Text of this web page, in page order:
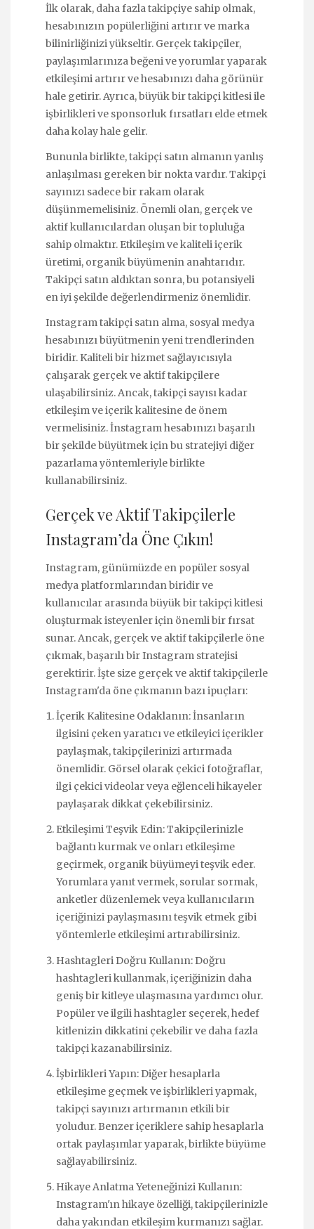
İlk olarak, daha fazla takipçiye sahip olmak,
hesabınızın popülerliğini artırır ve marka
bilinirliğinizi yükseltir. Gerçek takipçiler,
paylaşımlarınıza beğeni ve yorumlar yaparak
etkileşimi artırır ve hesabınızı daha görünür
hale getirir. Ayrıca, büyük bir takipçi kitlesi ile
işbirlikleri ve sponsorluk fırsatları elde etmek
daha kolay hale gelir.
Bununla birlikte, takipçi satın almanın yanlış
anlaşılması gereken bir nokta vardır. Takipçi
sayınızı sadece bir rakam olarak
düşünmemelisiniz. Önemli olan, gerçek ve
aktif kullanıcılardan oluşan bir topluluğa
sahip olmaktır. Etkileşim ve kaliteli içerik
üretimi, organik büyümenin anahtarıdır.
Takipçi satın aldıktan sonra, bu potansiyeli
en iyi şekilde değerlendirmeniz önemlidir.
Instagram takipçi satın alma, sosyal medya
hesabınızı büyütmenin yeni trendlerinden
biridir. Kaliteli bir hizmet sağlayıcısıyla
çalışarak gerçek ve aktif takipçilere
ulaşabilirsiniz. Ancak, takipçi sayısı kadar
etkileşim ve içerik kalitesine de önem
vermelisiniz. İnstagram hesabınızı başarılı
bir şekilde büyütmek için bu stratejiyi diğer
pazarlama yöntemleriyle birlikte
kullanabilirsiniz.
Gerçek ve Aktif Takipçilerle
Instagram’da Öne Çıkın!
Instagram, günümüzde en popüler sosyal
medya platformlarından biridir ve
kullanıcılar arasında büyük bir takipçi kitlesi
oluşturmak isteyenler için önemli bir fırsat
sunar. Ancak, gerçek ve aktif takipçilerle öne
çıkmak, başarılı bir Instagram stratejisi
gerektirir. İşte size gerçek ve aktif takipçilerle
Instagram'da öne çıkmanın bazı ipuçları:
İçerik Kalitesine Odaklanın: İnsanların
ilgisini çeken yaratıcı ve etkileyici içerikler
paylaşmak, takipçilerinizi artırmada
önemlidir. Görsel olarak çekici fotoğraflar,
ilgi çekici videolar veya eğlenceli hikayeler
paylaşarak dikkat çekebilirsiniz.
Etkileşimi Teşvik Edin: Takipçilerinizle
bağlantı kurmak ve onları etkileşime
geçirmek, organik büyümeyi teşvik eder.
Yorumlara yanıt vermek, sorular sormak,
anketler düzenlemek veya kullanıcıların
içeriğinizi paylaşmasını teşvik etmek gibi
yöntemlerle etkileşimi artırabilirsiniz.
Hashtagleri Doğru Kullanın: Doğru
hashtagleri kullanmak, içeriğinizin daha
geniş bir kitleye ulaşmasına yardımcı olur.
Popüler ve ilgili hashtagler seçerek, hedef
kitlenizin dikkatini çekebilir ve daha fazla
takipçi kazanabilirsiniz.
İşbirlikleri Yapın: Diğer hesaplarla
etkileşime geçmek ve işbirlikleri yapmak,
takipçi sayınızı artırmanın etkili bir
yoludur. Benzer içeriklere sahip hesaplarla
ortak paylaşımlar yaparak, birlikte büyüme
sağlayabilirsiniz.
Hikaye Anlatma Yeteneğinizi Kullanın:
Instagram'ın hikaye özelliği, takipçilerinizle
daha yakından etkileşim kurmanızı sağlar.